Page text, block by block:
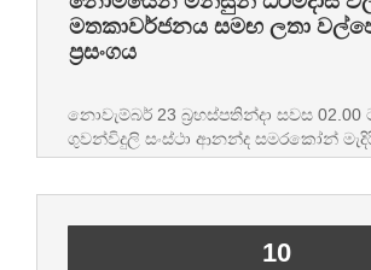
මතකාවර්ජනය සමඟ ලතා
ප්‍රසංගය
නොවැම්බර් 23 බ්‍රහස්පතින්දා සවස 02.00 ට
ගුවන්විදුලි සංස්ථා ආනන්ද සමරකෝන්
10